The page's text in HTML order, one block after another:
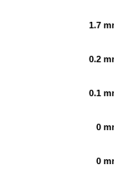
1.7
0.2
0.1
0
0